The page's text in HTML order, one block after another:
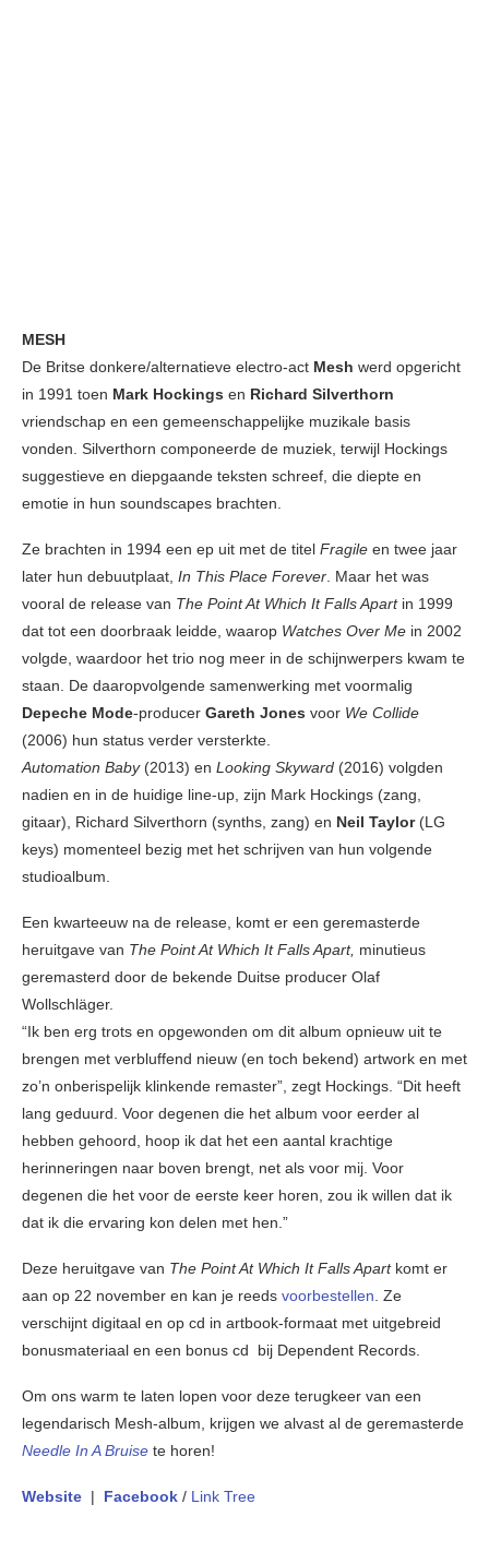
MESH
De Britse donkere/alternatieve electro-act Mesh werd opgericht
in 1991 toen Mark Hockings en Richard Silverthorn
vriendschap en een gemeenschappelijke muzikale basis
vonden. Silverthorn componeerde de muziek, terwijl Hockings
suggestieve en diepgaande teksten schreef, die diepte en
emotie in hun soundscapes brachten.
Ze brachten in 1994 een ep uit met de titel Fragile en twee jaar
later hun debuutplaat, In This Place Forever . Maar het was
vooral de release van The Point At Which It Falls Apart in 1999
dat tot een doorbraak leidde, waarop Watches Over Me in 2002
volgde, waardoor het trio nog meer in de schijnwerpers kwam te
staan. De daaropvolgende samenwerking met voormalig
Depeche Mode-producer Gareth Jones voor We Collide
(2006) hun status verder versterkte.
Automation Baby(2013) en Looking Skyward (2016) volgden
nadien en in de huidige line-up, zijn Mark Hockings (zang,
gitaar), Richard Silverthorn (synths, zang) en Neil Taylor(LG
keys) momenteel bezig met het schrijven van hun volgende
studioalbum.
Een kwarteeuw na de release, komt er een geremasterde
heruitgave van The Point At Which It Falls Apart, minutieus
geremasterd door de bekende Duitse producer Olaf
Wollschläger.
“Ik ben erg trots en opgewonden om dit album opnieuw uit te
brengen met verbluffend nieuw (en toch bekend) artwork en met
zo’n onberispelijk klinkende remaster”, zegt Hockings. “Dit heeft
lang geduurd. Voor degenen die het album voor eerder al
hebben gehoord, hoop ik dat het een aantal krachtige
herinneringen naar boven brengt, net als voor mij. Voor
degenen die het voor de eerste keer horen, zou ik willen dat ik
dat ik die ervaring kon delen met hen.”
Deze heruitgave van The Point At Which It Falls Apartkomt er
aan op 22 november en kan je reeds voorbestellen . Ze
verschijnt digitaal en op cd in artbook-formaat met uitgebreid
bonusmateriaal en een bonus cd bij Dependent Records.
Om ons warm te laten lopen voor deze terugkeer van een
legendarisch Mesh-album, krijgen we alvast al de geremasterde
Needle In A Bruise te horen!
Website | Facebook / Link Tree